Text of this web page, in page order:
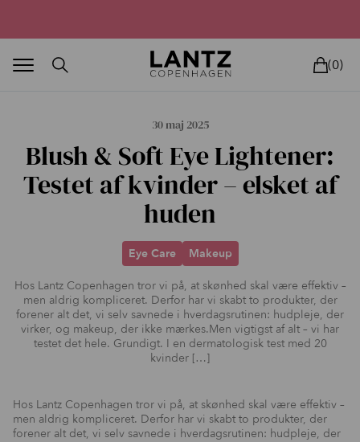
BEAUTY DEALS REELS
(0)
30 maj 2025
Blush & Soft Eye Lightener:
Testet af kvinder – elsket af
huden
Eye Care Makeup
Hos Lantz Copenhagen tror vi på, at skønhed skal være effektiv –
men aldrig kompliceret. Derfor har vi skabt to produkter, der
forener alt det, vi selv savnede i hverdagsrutinen: hudpleje, der
virker, og makeup, der ikke mærkes.Men vigtigst af alt – vi har
testet det hele. Grundigt. I en dermatologisk test med 20
kvinder […]
Hos Lantz Copenhagen tror vi på, at skønhed skal være effektiv –
men aldrig kompliceret. Derfor har vi skabt to produkter, der
forener alt det, vi selv savnede i hverdagsrutinen: hudpleje, der